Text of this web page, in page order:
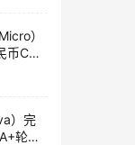
）
币C轮
）完
轮融